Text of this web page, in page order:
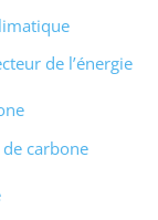
de l’énergie
carbone